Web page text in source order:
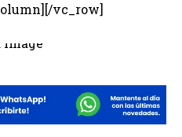
vc_row]